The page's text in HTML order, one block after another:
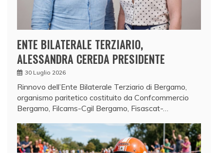
ENTE BILATERALE TERZIARIO,
ALESSANDRA CEREDA PRESIDENTE
30 Luglio 2026
Rinnovo dell’Ente Bilaterale Terziario di Bergamo,
organismo paritetico costituito da Confcommercio
Bergamo, Filcams-Cgil Bergamo, Fisascat-…